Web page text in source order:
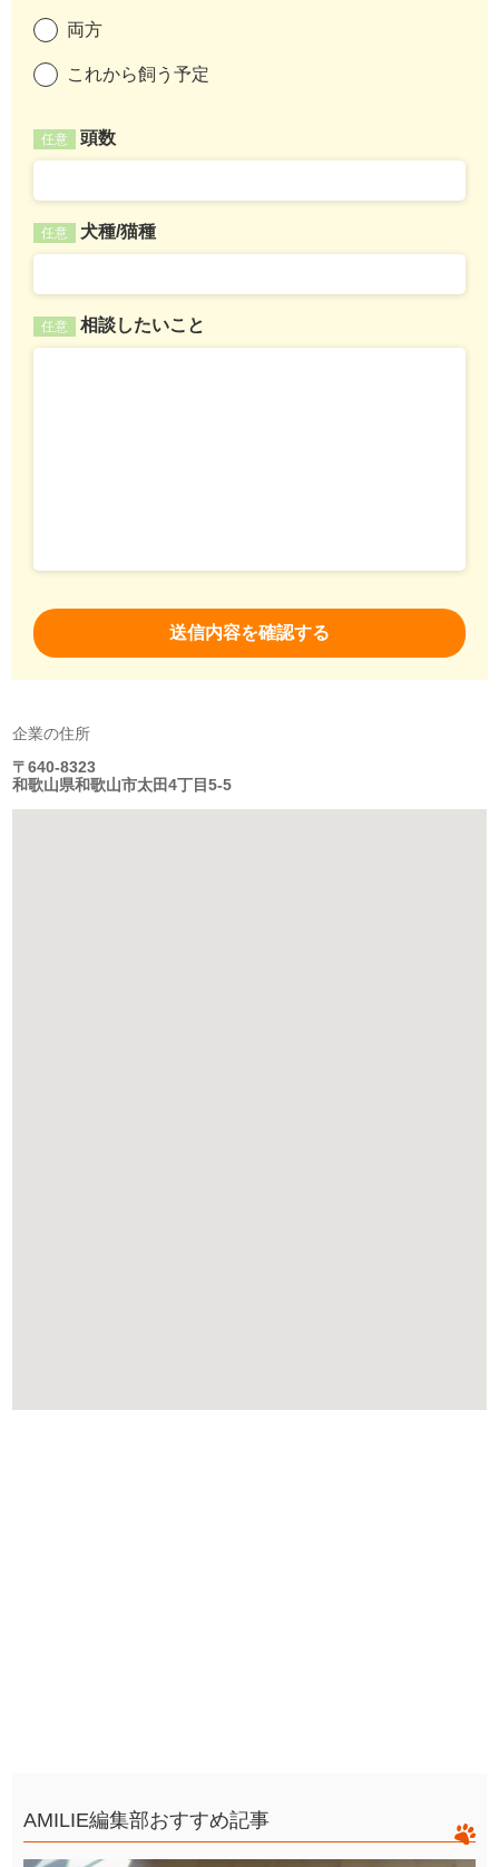
両方
これから飼う予定
任意 頭数
任意 犬種/猫種
任意 相談したいこと
企業の住所
〒640-8323
和歌山県和歌山市太田4丁目5-5
AMILIE編集部おすすめ記事